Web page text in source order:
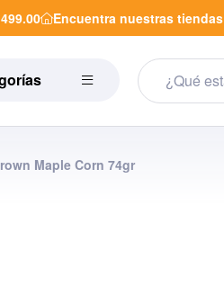
Encuentra nuestras tiendas
Maple Corn 74gr